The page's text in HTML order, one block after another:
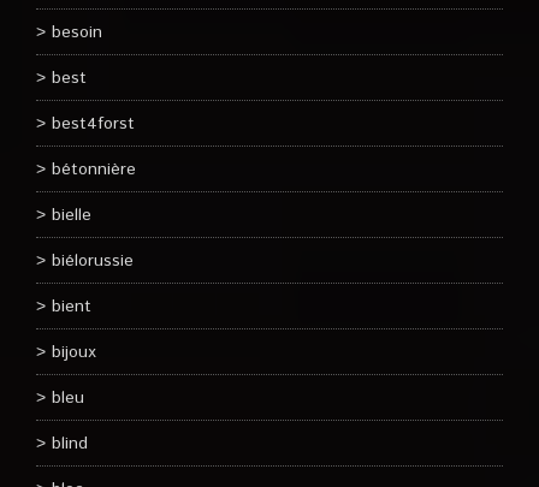
besoin
best
best4forst
bétonnière
bielle
biélorussie
bient
bijoux
bleu
blind